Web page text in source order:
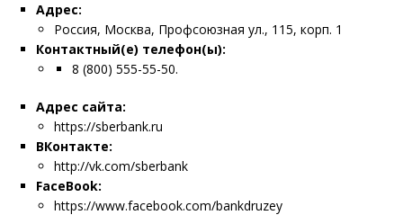
Адрес:
Россия, Москва, Профсоюзная ул., 115, корп. 1
Контактный(е) телефон(ы):
8 (800) 555-55-50.
Адрес сайта:
https://sberbank.ru
ВКонтакте:
http://vk.com/sberbank
FaceBook:
https://www.facebook.com/bankdruzey